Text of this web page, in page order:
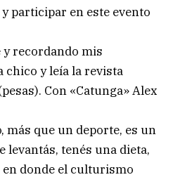
participar en este evento
recordando mis
chico y leía la revista
Con «Catunga» Alex
que un deporte, es un
levantás, tenés una dieta,
en donde el culturismo